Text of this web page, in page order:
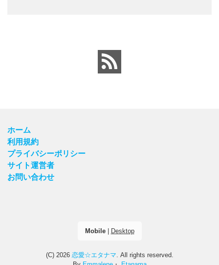
ホーム
利用規約
プライバシーポリシー
サイト運営者
お問い合わせ
Mobile| Desktop
(C) 2026 恋愛☆エタナマ. All rights reserved.